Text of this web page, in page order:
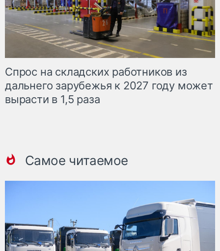
Спрос на складских работников из
дальнего зарубежья к 2027 году может
вырасти в 1,5 раза
Самое читаемое